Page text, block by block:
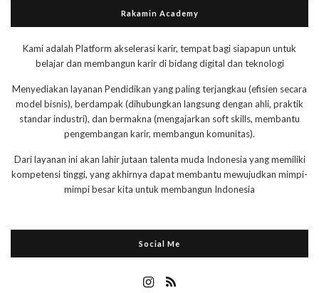
Rakamin Academy
Kami adalah Platform akselerasi karir, tempat bagi siapapun untuk
belajar dan membangun karir di bidang digital dan teknologi
Menyediakan layanan Pendidikan yang paling terjangkau (efisien secara
model bisnis), berdampak (dihubungkan langsung dengan ahli, praktik
standar industri), dan bermakna (mengajarkan soft skills, membantu
pengembangan karir, membangun komunitas).
Dari layanan ini akan lahir jutaan talenta muda Indonesia yang memiliki
kompetensi tinggi, yang akhirnya dapat membantu mewujudkan mimpi-
mimpi besar kita untuk membangun Indonesia
Social Me